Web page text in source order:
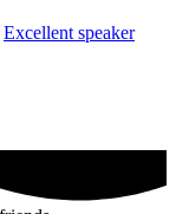
Excellent speaker